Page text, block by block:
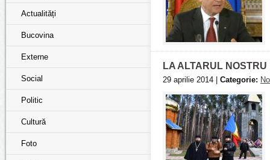
Actualități
Bucovina
Externe
Social
Politic
Cultură
Foto
LA ALTARUL NOSTRU
29 aprilie 2014 | Categorie: